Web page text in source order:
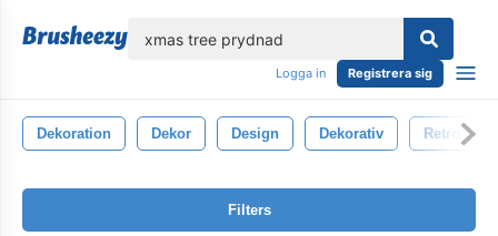
Logga in Registrera sig
Dekoration Dekor Design Dekorativ Retro
Filters